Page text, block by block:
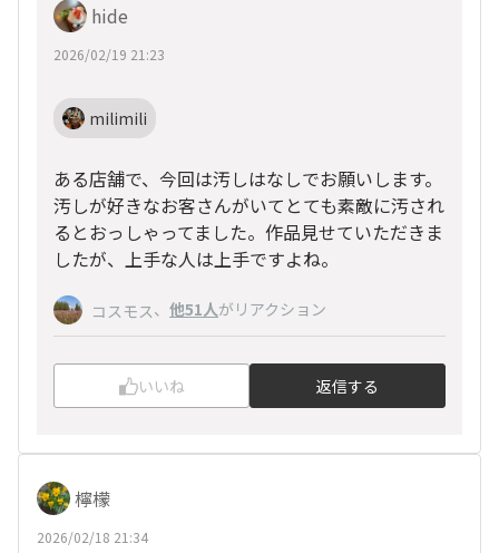
hide
2026/02/19 21:23
milimili
ある店舗で、今回は汚しはなしでお願いします。
汚しが好きなお客さんがいてとても素敵に汚され
るとおっしゃってました。作品見せていただきま
したが、上手な人は上手ですよね。
コスモス、 他51人がリアクション
いいね 返信する
檸檬
2026/02/18 21:34